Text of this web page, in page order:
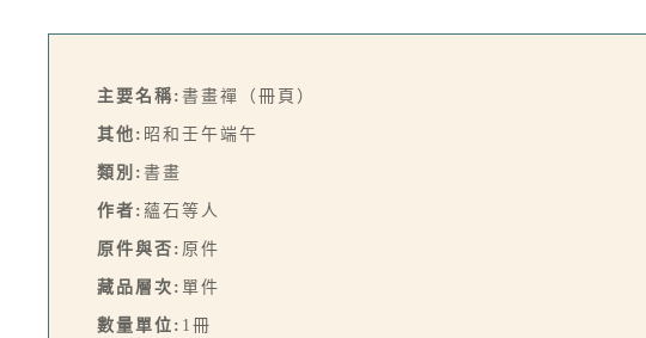
主要名稱: 書畫禪（冊頁）
其他: 昭和壬午端午
類別: 書畫
作者: 蘊石等人
原件與否: 原件
藏品層次: 單件
數量單位: 1冊